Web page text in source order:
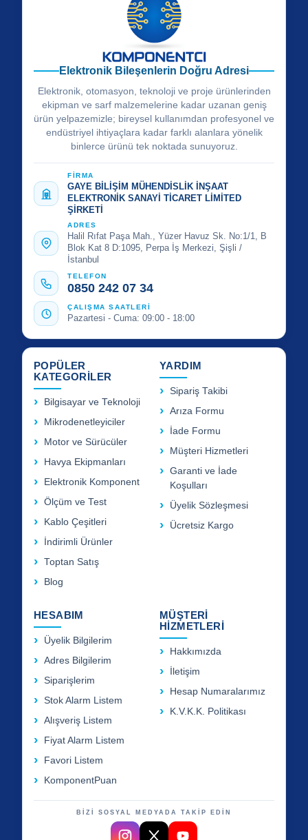
Elektronik Bileşenlerin Doğru Adresi
Elektronik, otomasyon, teknoloji ve proje ürünlerinden
ekipman ve sarf malzemelerine kadar uzanan geniş
ürün yelpazemizle; bireysel kullanımdan profesyonel ve
endüstriyel ihtiyaçlara kadar farklı alanlara yönelik
binlerce ürünü tek noktada sunuyoruz.
FİRMA
GAYE BİLİŞİM MÜHENDİSLİK İNŞAAT
ELEKTRONİK SANAYİ TİCARET LİMİTED
ŞİRKETİ
ADRES
Halil Rıfat Paşa Mah., Yüzer Havuz Sk. No:1/1, B
Blok Kat 8 D:1095, Perpa İş Merkezi, Şişli /
İstanbul
TELEFON
0850 242 07 34
ÇALIŞMA SAATLERİ
Pazartesi - Cuma: 09:00 - 18:00
POPÜLER
KATEGORİLER
Bilgisayar ve Teknoloji
Mikrodenetleyiciler
Motor ve Sürücüler
Havya Ekipmanları
Elektronik Komponent
Ölçüm ve Test
Kablo Çeşitleri
İndirimli Ürünler
Toptan Satış
Blog
YARDIM
Sipariş Takibi
Arıza Formu
İade Formu
Müşteri Hizmetleri
Garanti ve İade
Koşulları
Üyelik Sözleşmesi
Ücretsiz Kargo
HESABIM
Üyelik Bilgilerim
Adres Bilgilerim
Siparişlerim
Stok Alarm Listem
Alışveriş Listem
Fiyat Alarm Listem
Favori Listem
KomponentPuan
MÜŞTERİ
HİZMETLERİ
Hakkımızda
İletişim
Hesap Numaralarımız
K.V.K.K. Politikası
BİZİ SOSYAL MEDYADA TAKİP EDİN